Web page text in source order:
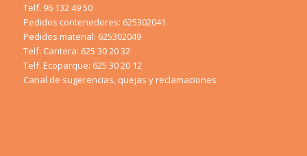
Telf. 96 132 49 50
Pedidos contenedores: 625302041
Pedidos material: 625302049
Telf. Cantera: 625 30 20 32
Telf. Ecoparque: 625 30 20 12
Canal de sugerencias, quejas y reclamaciones